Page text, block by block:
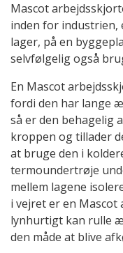
Mascot
inden for
lager, på en
selvfølgelig også
En Mascot
fordi den har lange
så er den behagelig
kroppen og tillader
at bruge den i
termoundertrøje
mellem lagene
i vejret er en
lynhurtigt kan rulle
den måde at blive